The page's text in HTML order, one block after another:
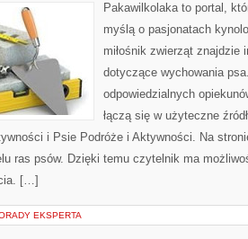
Pakawilkolaka to portal,
myślą o pasjonatach
miłośnik zwierząt znajdzie
dotyczące wychowania
odpowiedzialnych
łączą się w użyteczne
i Psie Podróże i Aktywności. Na
ras psów. Dzięki temu czytelnik ma
[…]
EKSPERTA